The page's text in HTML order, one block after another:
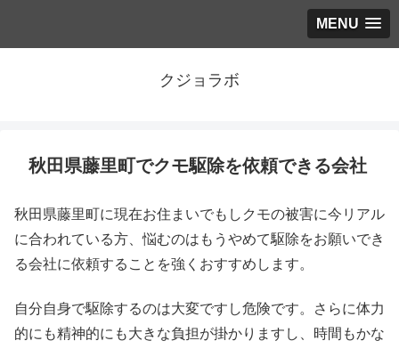
MENU
クジョラボ
秋田県藤里町でクモ駆除を依頼できる会社
秋田県藤里町に現在お住まいでもしクモの被害に今リアル
に合われている方、悩むのはもうやめて駆除をお願いでき
る会社に依頼することを強くおすすめします。
自分自身で駆除するのは大変ですし危険です。さらに体力
的にも精神的にも大きな負担が掛かりますし、時間もかな